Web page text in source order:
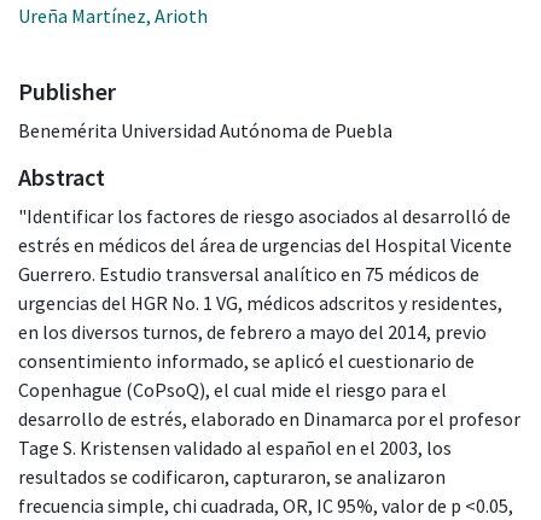
Ureña Martínez, Arioth
Publisher
Benemérita Universidad Autónoma de Puebla
Abstract
"Identificar los factores de riesgo asociados al desarrolló de
estrés en médicos del área de urgencias del Hospital Vicente
Guerrero. Estudio transversal analítico en 75 médicos de
urgencias del HGR No. 1 VG, médicos adscritos y residentes,
en los diversos turnos, de febrero a mayo del 2014, previo
consentimiento informado, se aplicó el cuestionario de
Copenhague (CoPsoQ), el cual mide el riesgo para el
desarrollo de estrés, elaborado en Dinamarca por el profesor
Tage S. Kristensen validado al español en el 2003, los
resultados se codificaron, capturaron, se analizaron
frecuencia simple, chi cuadrada, OR, IC 95%, valor de p <0.05,